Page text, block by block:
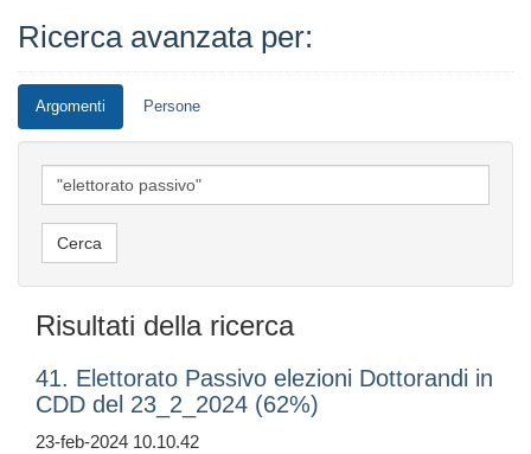
Ricerca avanzata per:
Argomenti Persone
Risultati della ricerca
41. Elettorato Passivo elezioni Dottorandi in
CDD del 23_2_2024 (62%)
23-feb-2024 10.10.42